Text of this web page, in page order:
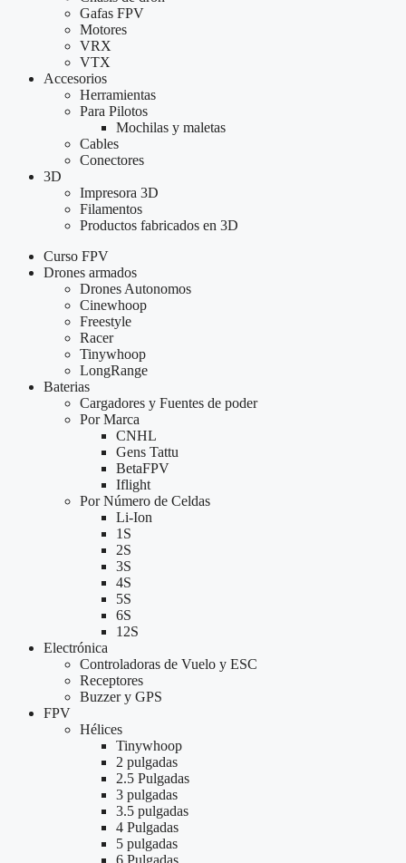
Gafas FPV
Motores
VRX
VTX
Accesorios
Herramientas
Para Pilotos
Mochilas y maletas
Cables
Conectores
3D
Impresora 3D
Filamentos
Productos fabricados en 3D
Curso FPV
Drones armados
Drones Autonomos
Cinewhoop
Freestyle
Racer
Tinywhoop
LongRange
Baterias
Cargadores y Fuentes de poder
Por Marca
CNHL
Gens Tattu
BetaFPV
Iflight
Por Número de Celdas
Li-Ion
1S
2S
3S
4S
5S
6S
12S
Electrónica
Controladoras de Vuelo y ESC
Receptores
Buzzer y GPS
FPV
Hélices
Tinywhoop
2 pulgadas
2.5 Pulgadas
3 pulgadas
3.5 pulgadas
4 Pulgadas
5 pulgadas
6 Pulgadas